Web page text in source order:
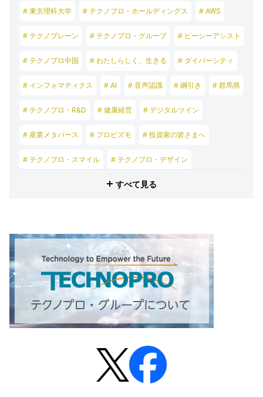
# 東京理科大学 # テクノプロ・ホールディングス # AWS
# テクノブレーン # テクノプロ・グループ # ピーシーアシスト
# テクノプロ中国 # わたしらしく、生きる # ダイバーシティ
# インフォマティクス # AI # 音声認識 # 綱引き # 群馬県
# テクノプロ・R&D # 健康経営 # デジタルツイン
# 産業メタバース # プロビズモ # 投資家の皆さまへ
# テクノプロ・スマイル # テクノプロ・デザイン
# テクノプロ・エンジニアリング # テクノプロ・IT
すべて見る